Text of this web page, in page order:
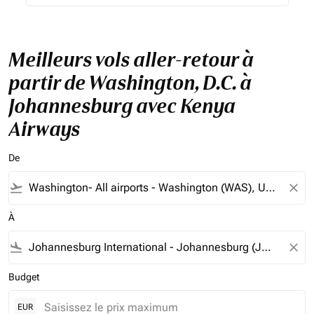
Meilleurs vols aller-retour à
partir de Washington, D.C. à
Johannesburg avec Kenya
Airways
De
flight_takeoff close
À
flight_land close
Budget
EUR